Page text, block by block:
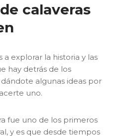
calaveras
a explorar la historia y las
hay detrás de los
dándote algunas ideas por
uno.
fue uno de los primeros
y es que desde tiempos